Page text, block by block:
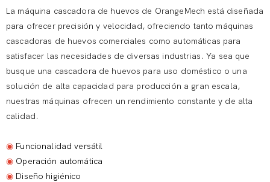
La máquina cascadora de huevos de OrangeMech está diseñada
para ofrecer precisión y velocidad, ofreciendo tanto máquinas
cascadoras de huevos comerciales como automáticas para
satisfacer las necesidades de diversas industrias. Ya sea que
busque una cascadora de huevos para uso doméstico o una
solución de alta capacidad para producción a gran escala,
nuestras máquinas ofrecen un rendimiento constante y de alta
calidad.
◉ Funcionalidad versátil
◉ Operación automática
◉ Diseño higiénico